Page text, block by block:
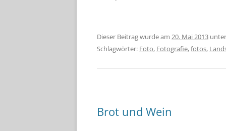
Dieser Beitrag wurde am 20. Mai 2013
Schlagwörter: Foto, Fotografie,fotos,
Brot und Wein